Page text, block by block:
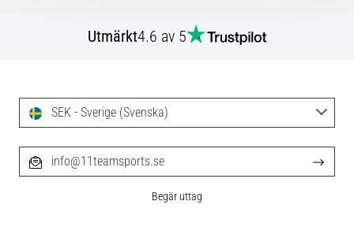
Utmärkt4.6 av 5
SEK - Sverige (Svenska)
info@11teamsports.se
Begär uttag